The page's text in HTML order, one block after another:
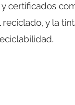
certificados
y la